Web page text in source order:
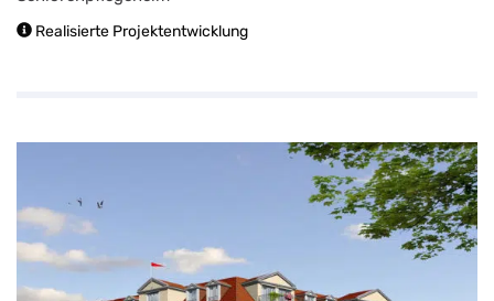
Realisierte Projektentwicklung